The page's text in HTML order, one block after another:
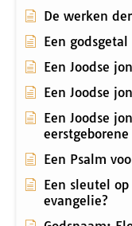
De werken
Een godsgetal
Een Joodse
Een Joodse
Een Joodse
eerstgeborene
Een Psalm
Een sleutel
evangelie?